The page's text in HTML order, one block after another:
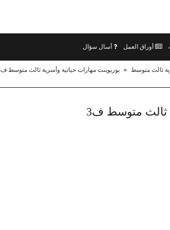
أوراق العمل أسال سؤال
ثالث متوسط » بوربوينت مهارات حياتية وأسرية ثالث متوسط ف3
ثالث متوسط ف3